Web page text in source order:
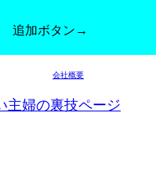
追加ボタン→
会社概要
主婦の裏技ページ